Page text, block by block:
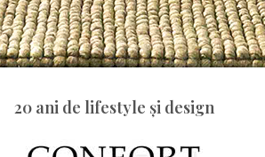
20 ani de lifestyle şi design